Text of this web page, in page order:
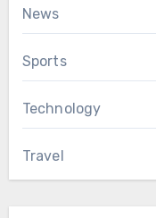
News
Sports
Technology
Travel